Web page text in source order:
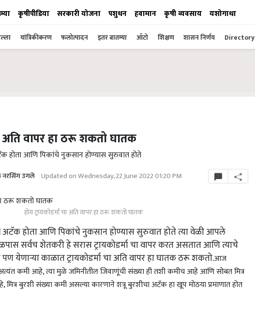
कृषीपीडिया सरकारी योजना पशुधन हवामान कृषी व्यवसाय यशोगाथा
यांत्रिकीकरण फलोत्पादन इतर बातम्या ऑटो शिक्षण शासन निर्णय Directory
अति वापर हा ठरू शकतो घातक
होता आणि पिकांचे नुकसान होण्यास सुरुवात होते
नरसिंग उगले Updated on Wednesday, 22 June 2022 01:20 PM
होय ट्रायकोडर्मा चा अति वापर हा ठरू शकतो घातक
अटॅक होता आणि पिकांचे नुकसान होण्यास सुरुवात होते त्या वेळी आपले
सर्वच शेतकरी हे सरास ट्रायकोडर्मा चा वापर करत असतात आणि त्याचे
येणाऱ्या काळात ट्रायकोडर्मा चा अति वापर हा घातक ठरू शकतो.आज
कमी आहे, त्या मुळे जमिनीतील जिवाणूंची संख्या ही तशी कमीच आहे आणि सोबत मित्र
बुरशी संख्या कमी असल्या कारणाने शत्रू बुरशीचा अटॅक हा खूप मोठया प्रमाणात होत